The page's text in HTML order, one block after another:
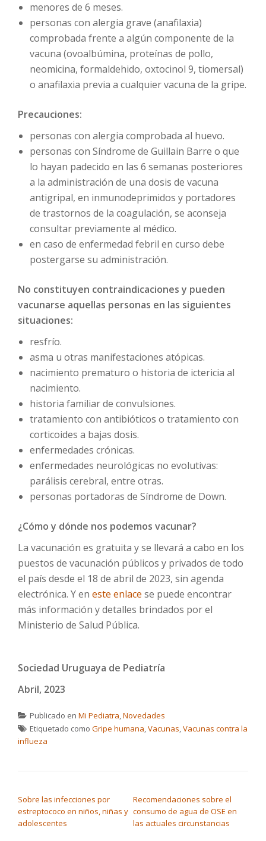
menores de 6 meses.
personas con alergia grave (anafilaxia)
comprobada frente a algún componente de la
vacuna (ovoalbúmina, proteínas de pollo,
neomicina, formaldehido, oxtocinol 9, tiomersal)
o anafilaxia previa a cualquier vacuna de la gripe.
Precauciones:
personas con alergia comprobada al huevo.
personas con Síndrome de Guillain Barre o que
lo hayan padecido en las 6 semanas posteriores
a la administración de una dosis de vacuna
antigripal, en inmunodeprimidos y portadores
de trastornos de la coagulación, se aconseja
consultar previamente al médico.
en caso de enfermedad febril en curso debe
postergarse su administración.
No constituyen contraindicaciones y pueden
vacunarse aquellas personas en las siguientes
situaciones:
resfrío.
asma u otras manifestaciones atópicas.
nacimiento prematuro o historia de ictericia al
nacimiento.
historia familiar de convulsiones.
tratamiento con antibióticos o tratamiento con
corticoides a bajas dosis.
enfermedades crónicas.
enfermedades neurológicas no evolutivas:
parálisis cerebral, entre otras.
personas portadoras de Síndrome de Down.
¿Cómo y dónde nos podemos vacunar?
La vacunación es gratuita y se llevará a cabo en los
puestos de vacunación públicos y privados de todo
el país desde el 18 de abril de 2023, sin agenda
electrónica. Y en este enlace se puede encontrar
más información y detalles brindados por el
Ministerio de Salud Pública.
Sociedad Uruguaya de Pediatría
Abril, 2023
Publicado en Mi Pediatra,Novedades
Etiquetado como Gripe humana,Vacunas,Vacunas contra la
influeza
Sobre las infecciones por
estreptococo en niños, niñas y
adolescentes
Recomendaciones sobre el
consumo de agua de OSE en
las actuales circunstancias